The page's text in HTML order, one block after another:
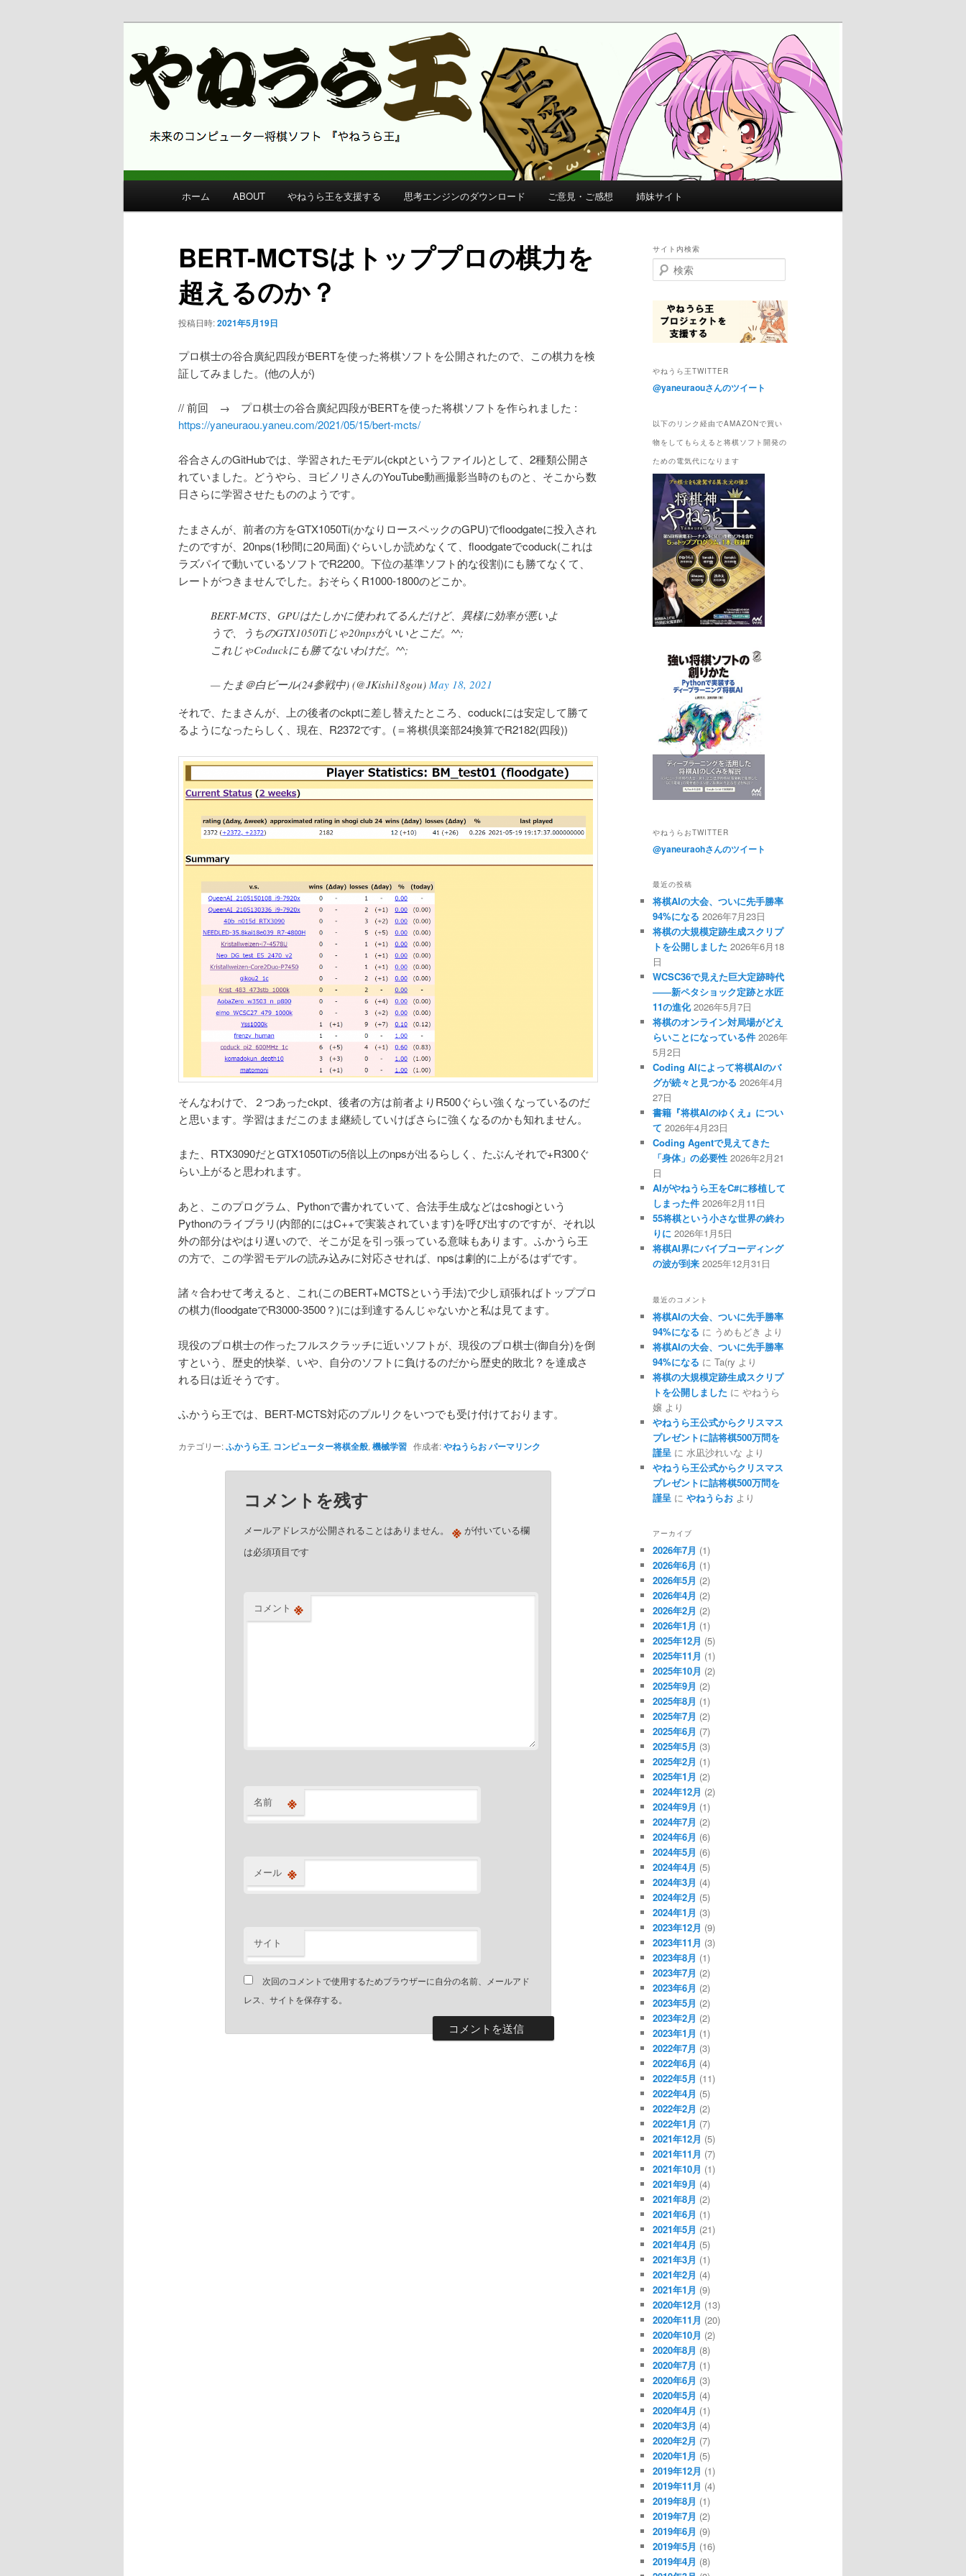
やねうら王 公式サイト
メ
ン
コ
テ
ン
へ
動
ホーム ABOUT やねうら王を支援する 思考エンジンのダウンロード ご意見・ご感想 姉妹サイト
BERT-MCTSはトッププロの棋力を
超えるのか？
投稿日時:2021年5月19日
プロ棋士の谷合廣紀四段がBERTを使った将棋ソフトを公開されたので、この棋力を検
証してみました。(他の人が)
// 前回 → プロ棋士の谷合廣紀四段がBERTを使った将棋ソフトを作られました :
https://yaneuraou.yaneu.com/2021/05/15/bert-mcts/
谷合さんのGitHubでは、学習されたモデル(ckptというファイル)として、2種類公開さ
れていました。どうやら、ヨビノリさんのYouTube動画撮影当時のものと、そこから数
日さらに学習させたもののようです。
たまさんが、前者の方をGTX1050Ti(かなりロースペックのGPU)でfloodgateに投入され
たのですが、20nps(1秒間に20局面)ぐらいしか読めなくて、floodgateでcoduck(これは
ラズパイで動いているソフトでR2200。下位の基準ソフト的な役割)にも勝てなくて、
レートがつきませんでした。おそらくR1000-1800のどこか。
BERT-MCTS、GPUはたしかに使われてるんだけど、異様に効率が悪いよ
うで、うちのGTX1050Tiじゃ20npsがいいとこだ。^^;
これじゃCoduckにも勝てないわけだ。^^;
— たま＠白ビール(24参戦中) (@JKishi18gou) May 18, 2021
それで、たまさんが、上の後者のckptに差し替えたところ、coduckには安定して勝て
るようになったらしく、現在、R2372です。(＝将棋倶楽部24換算でR2182(四段))
そんなわけで、２つあったckpt、後者の方は前者よりR500ぐらい強くなっているのだ
と思います。学習はまだこのまま継続していけばさらに強くなるのかも知れません。
また、RTX3090だとGTX1050Tiの5倍以上のnpsが出るらしく、たぶんそれで+R300ぐ
らい上がると思われます。
あと、このプログラム、Pythonで書かれていて、合法手生成などはcshogiという
Pythonのライブラリ(内部的にはC++で実装されています)を呼び出すのですが、それ以
外の部分はやはり遅いので、そこが足を引っ張っている意味もあります。ふかうら王
の方で、この学習モデルの読み込みに対応させれば、npsは劇的に上がるはずです。
諸々合わせて考えると、これ(このBERT+MCTSという手法)で少し頑張ればトッププロ
の棋力(floodgateでR3000-3500？)には到達するんじゃないかと私は見てます。
現役のプロ棋士の作ったフルスクラッチに近いソフトが、現役のプロ棋士(御自分)を倒
すという、歴史的快挙、いや、自分のソフトに負けるのだから歴史的敗北？を達成さ
れる日は近そうです。
ふかうら王では、BERT-MCTS対応のプルリクをいつでも受け付けております。
カテゴリー:ふかうら王, コンピューター将棋全般, 機械学習 作成者:やねうらおパーマリンク
コメントを残す
メールアドレスが公開されることはありません。 ※が付いている欄
は必須項目です
コメント ※
名前 ※
メール ※
サイト
次回のコメントで使用するためブラウザーに自分の名前、メールアド
レス、サイトを保存する。
サイト内検索
検
索
やねうら王TWITTER
@yaneuraouさんのツイート
以下のリンク経由でAMAZONで買い
物をしてもらえると将棋ソフト開発の
ための電気代になります
やねうらおTWITTER
@yaneuraohさんのツイート
最近の投稿
将棋AIの大会、ついに先手勝率
94%になる 2026年7月23日
将棋の大規模定跡生成スクリプ
トを公開しました 2026年6月18
日
WCSC36で見えた巨大定跡時代
――新ペタショック定跡と水匠
11の進化 2026年5月7日
将棋のオンライン対局場がどえ
らいことになっている件 2026年
5月2日
Coding AIによって将棋AIのバ
グが続々と見つかる 2026年4月
27日
書籍『将棋AIのゆくえ』につい
て 2026年4月23日
Coding Agentで見えてきた
「身体」の必要性 2026年2月21
日
AIがやねうら王をC#に移植して
しまった件 2026年2月11日
55将棋という小さな世界の終わ
りに 2026年1月5日
将棋AI界にバイブコーディング
の波が到来 2025年12月31日
最近のコメント
将棋AIの大会、ついに先手勝率
94%になる に うめもどき より
将棋AIの大会、ついに先手勝率
94%になる に Ta(ry より
将棋の大規模定跡生成スクリプ
トを公開しました に やねうら
嬢 より
やねうら王公式からクリスマス
プレゼントに詰将棋500万問を
謹呈 に 水凪沙れいな より
やねうら王公式からクリスマス
プレゼントに詰将棋500万問を
謹呈 に やねうらお より
アーカイブ
2026年7月 (1)
2026年6月 (1)
2026年5月 (2)
2026年4月 (2)
2026年2月 (2)
2026年1月 (1)
2025年12月 (5)
2025年11月 (1)
2025年10月 (2)
2025年9月 (2)
2025年8月 (1)
2025年7月 (2)
2025年6月 (7)
2025年5月 (3)
2025年2月 (1)
2025年1月 (2)
2024年12月 (2)
2024年9月 (1)
2024年7月 (2)
2024年6月 (6)
2024年5月 (6)
2024年4月 (5)
2024年3月 (4)
2024年2月 (5)
2024年1月 (3)
2023年12月 (9)
2023年11月 (3)
2023年8月 (1)
2023年7月 (2)
2023年6月 (2)
2023年5月 (2)
2023年2月 (2)
2023年1月 (1)
2022年7月 (3)
2022年6月 (4)
2022年5月 (11)
2022年4月 (5)
2022年2月 (2)
2022年1月 (7)
2021年12月 (5)
2021年11月 (7)
2021年10月 (1)
2021年9月 (4)
2021年8月 (2)
2021年6月 (1)
2021年5月 (21)
2021年4月 (5)
2021年3月 (1)
2021年2月 (4)
2021年1月 (9)
2020年12月 (13)
2020年11月 (20)
2020年10月 (2)
2020年8月 (8)
2020年7月 (1)
2020年6月 (3)
2020年5月 (4)
2020年4月 (1)
2020年3月 (4)
2020年2月 (7)
2020年1月 (5)
2019年12月 (1)
2019年11月 (4)
2019年8月 (1)
2019年7月 (2)
2019年6月 (9)
2019年5月 (16)
2019年4月 (8)